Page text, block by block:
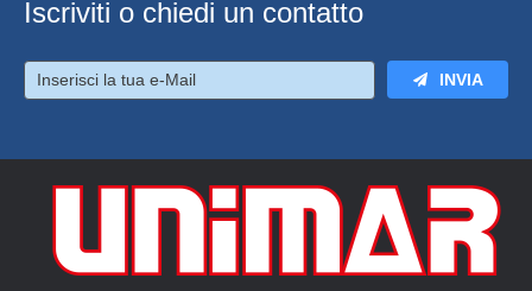
Iscriviti o chiedi un contatto
INVIA